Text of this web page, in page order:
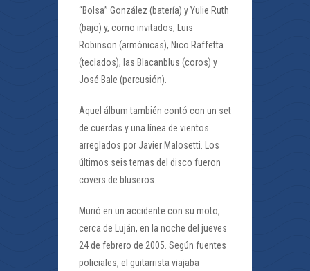
“Bolsa” González (batería) y Yulie Ruth
(bajo) y, como invitados, Luis
Robinson (armónicas), Nico Raffetta
(teclados), las Blacanblus (coros) y
José Bale (percusión).
Aquel álbum también contó con un set
de cuerdas y una línea de vientos
arreglados por Javier Malosetti. Los
últimos seis temas del disco fueron
covers de bluseros.
Murió en un accidente con su moto,
cerca de Luján, en la noche del jueves
24 de febrero de 2005. Según fuentes
policiales, el guitarrista viajaba